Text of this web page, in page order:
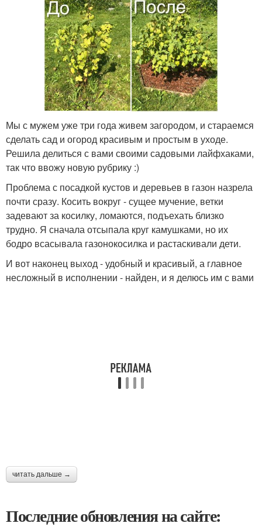
Мы с мужем уже три года живем загородом, и стараемся
сделать сад и огород красивым и простым в уходе.
Решила делиться с вами своими садовыми лайфхаками,
так что ввожу новую рубрику :)
Проблема с посадкой кустов и деревьев в газон назрела
почти сразу. Косить вокруг - сущее мучение, ветки
задевают за косилку, ломаются, подъехать близко
трудно. Я сначала отсыпала круг камушками, но их
бодро всасывала газонокосилка и растаскивали дети.
И вот наконец выход - удобный и красивый, а главное
несложный в исполнении - найден, и я делюсь им с вами
читать дальше →
Последние обновления на сайте: